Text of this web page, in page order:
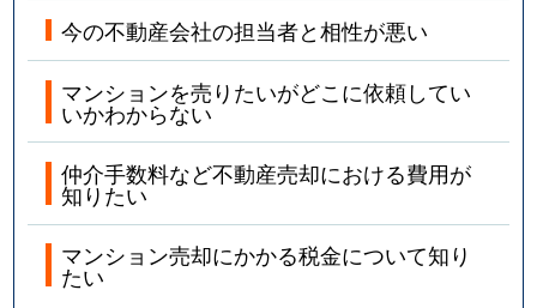
山本中
2,700万円 山本(兵庫)
山本中
3,300万円 山本(兵庫)
徒歩9
山本西
山本西
2,500万円 中山寺
徒歩9
今の不動産会社の担当者と相性が悪い
マンションを売りたいがどこに依頼してい
いかわからない
仲介手数料など不動産売却における費用が
知りたい
マンション売却にかかる税金について知り
たい